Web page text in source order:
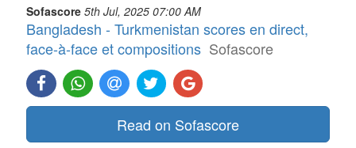
Sofascore 5th Jul, 2025 07:00 AM
Bangladesh - Turkmenistan scores en direct,
face-à-face et compositions Sofascore
Read on Sofascore